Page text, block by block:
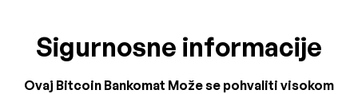
Sigurnosne informacije
Ovaj Bitcoin Bankomat Može se pohvaliti visokom